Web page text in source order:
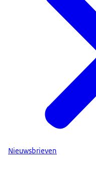
Nieuwsbrieven